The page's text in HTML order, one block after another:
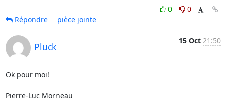
0
0
Répondre
pièce jointe
Pluck
15 Oct 21:50
Ok pour moi!
Pierre-Luc Morneau